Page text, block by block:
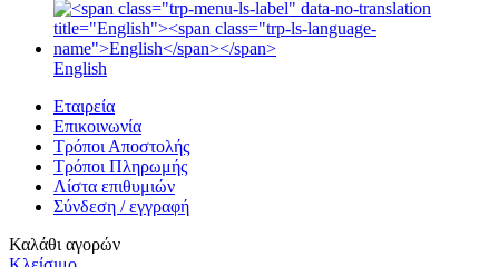
English
Εταιρεία
Επικοινωνία
Τρόποι Αποστολής
Τρόποι Πληρωμής
Λίστα επιθυμιών
Σύνδεση / εγγραφή
Καλάθι αγορών